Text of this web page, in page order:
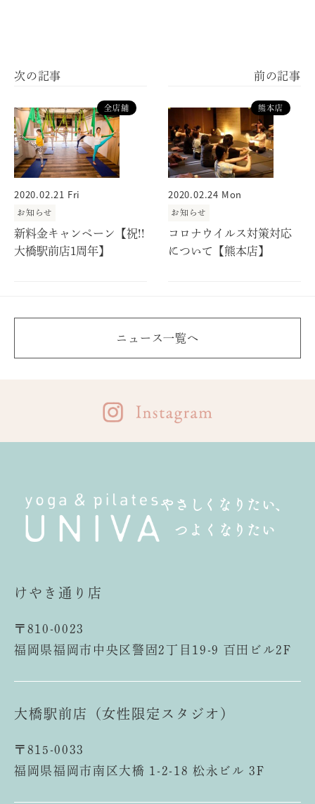
全店舗
2020.02.21 Fri
お知らせ
新料金キャンペーン【祝!!
大橋駅前店1周年】
熊本店
2020.02.24 Mon
お知らせ
コロナウイルス対策対応
について【熊本店】
ニュース一覧へ
やさしくなりたい、
つよくなりたい
けやき通り店
〒810-0023
福岡県福岡市中央区警固2丁目19-9 百田ビル2F
大橋駅前店（女性限定スタジオ）
〒815-0033
福岡県福岡市南区大橋 1-2-18 松永ビル 3F